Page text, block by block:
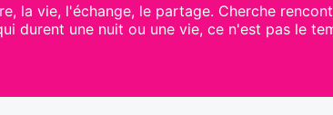
la vie, l'échange, le partage. Cherche
durent une nuit ou une vie, ce n'est pas le